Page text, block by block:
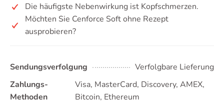
Die häufigste Nebenwirkung ist Kopfschmerzen.
Möchten Sie Cenforce Soft ohne Rezept
ausprobieren?
Sendungsverfolgung
Verfolgbare Lieferung
Zahlungs-
Methoden
Visa, MasterCard, Discovery, AMEX,
Bitcoin, Ethereum